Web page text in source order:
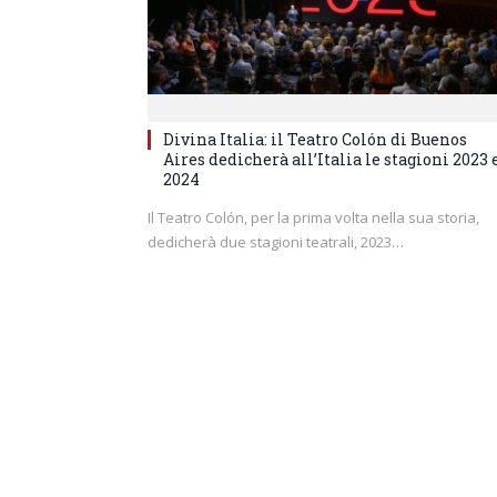
Divina Italia: il Teatro Colón di Buenos
Aires dedicherà all’Italia le stagioni 2023
2024
Il Teatro Colón, per la prima volta nella sua storia,
dedicherà due stagioni teatrali, 2023…